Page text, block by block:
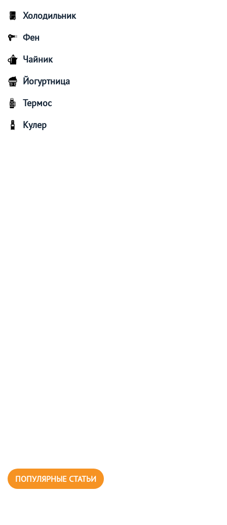
Холодильник
Фен
Чайник
Йогуртница
Термос
Кулер
ПОПУЛЯРНЫЕ СТАТЬИ